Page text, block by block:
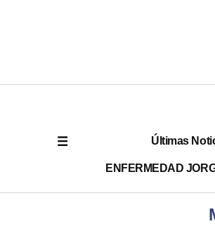
Últimas
ENFERMEDAD